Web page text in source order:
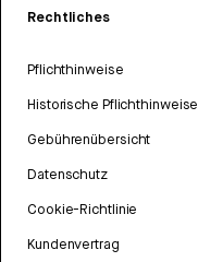
Rechtliches
Pflichthinweise
Historische Pflichthinweise
Gebührenübersicht
Datenschutz
Cookie-Richtlinie
Kundenvertrag